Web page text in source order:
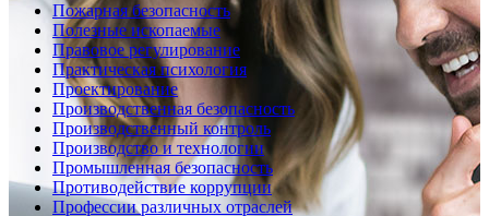
Пожарная безопасность
Полезные ископаемые
Правовое регулирование
Практическая психология
Проектирование
Производственная безопасность
Производственный контроль
Производство и технологии
Промышленная безопасность
Противодействие коррупции
Профессии различных отраслей